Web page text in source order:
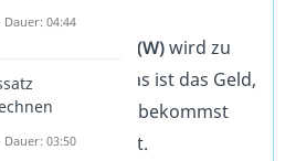
oder zahlst.
Prozentwert (W)wird zu
Zinsen
: Das ist das Geld,
du zusätzlich bekommst
geben musst.
Dauer: 04:44
Dauer: 03:50